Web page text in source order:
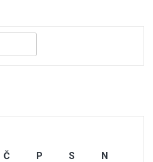
Č P S
N